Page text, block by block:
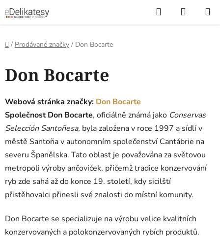
na
obsah
Hledat
KOŠÍK
Domů
/ Prodávané značky / Don Bocarte
Don Bocarte
Webová stránka značky: Don Bocarte
Společnost Don Bocarte, oficiálně známá jako Conservas
Selección Santoñesa, byla založena v roce 1997 a sídlí v
městě Santoña v autonomním společenství Cantábrie na
severu Španělska. Tato oblast je považována za světovou
metropoli výroby ančoviček, přičemž tradice konzervování
ryb zde sahá až do konce 19. století, kdy sicilští
přistěhovalci přinesli své znalosti do místní komunity.
Don Bocarte se specializuje na výrobu velice kvalitních
konzervovaných a polokonzervovaných rybích produktů.
ý
p
i
s
p
r
o
d
u
k
t
ů